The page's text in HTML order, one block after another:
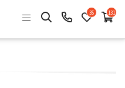
35 131